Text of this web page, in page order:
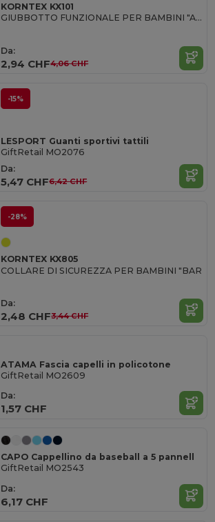
KORNTEX KX101
GIUBBOTTO FUNZIONALE PER BAMBINI "AAR
Da:
2,94 CHF4,06 CHF
-15%
LESPORT Guanti sportivi tattili
GiftRetail MO2076
Da:
5,47 CHF6,42 CHF
-28%
KORNTEX KX805
COLLARE DI SICUREZZA PER BAMBINI "BAR
Da:
2,48 CHF3,44 CHF
ATAMA Fascia capelli in policotone
GiftRetail MO2609
Da:
1,57 CHF
CAPO Cappellino da baseball a 5 pannell
GiftRetail MO2543
Da:
6,17 CHF